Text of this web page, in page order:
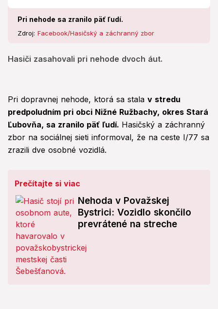
Pri nehode sa zranilo päť ľudí.
Zdroj: Facebook/Hasičský a záchranný zbor
Hasiči zasahovali pri nehode dvoch áut.
Pri dopravnej nehode, ktorá sa stala v stredu
predpoludním pri obci Nižné Ružbachy, okres Stará
Ľubovňa, sa zranilo päť ľudí. Hasičský a záchranný
zbor na sociálnej sieti informoval, že na ceste I/77 sa
zrazili dve osobné vozidlá.
Prečítajte si viac
Nehoda v Považskej
Bystrici: Vozidlo skončilo
prevrátené na streche